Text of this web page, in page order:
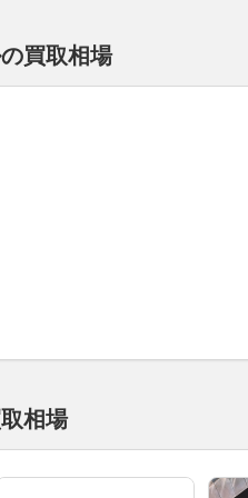
買取相場
相場